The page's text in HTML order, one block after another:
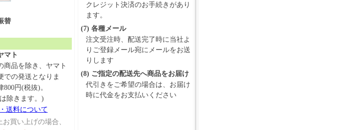
替
マト
商品を除き、ヤマト
での発送となりま
円(税抜)。
除きます。)
送料について
お買い上げの場合、
クレジット決済のお手続きがあり
ます。
(7) 各種メール
注文受注時、配送完了時に当社よ
りご登録メール宛にメールをお送
りします
(8) ご指定の配送先へ商品をお届け
代引きをご希望の場合は、お届け
時に代金をお支払いください